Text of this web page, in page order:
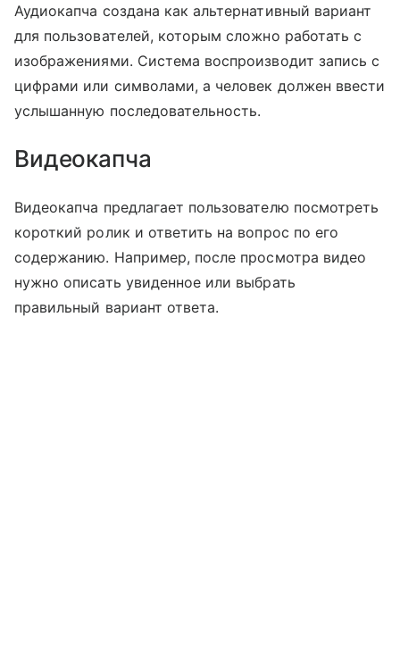
Аудиокапча создана как альтернативный вариант
для пользователей, которым сложно работать с
изображениями. Система воспроизводит запись с
цифрами или символами, а человек должен ввести
услышанную последовательность.
Видеокапча
Видеокапча предлагает пользователю посмотреть
короткий ролик и ответить на вопрос по его
содержанию. Например, после просмотра видео
нужно описать увиденное или выбрать
правильный вариант ответа.